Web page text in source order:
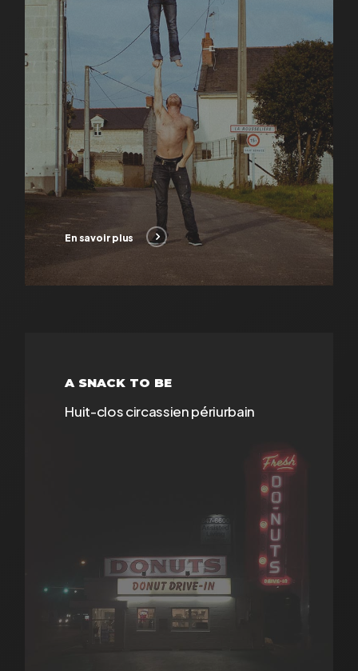
l’international.
Ils créent All Right! en 2013 qui
questionne l’engagement politique
et le divertissement. En 2017, En
Attendant La Suite, spectacle
circulaire pour 5 circassiens à
l’atmosphère orwellienne,
interroge l’amenuisement du libre-
arbitre (regard extérieur:
Dominique Bettenfeld). En 2021
sort A Snack To Be, un huis clos
Nicolle).
qu’on mène, LMSA souhaite revenir
au duo en créant une autofiction
(aide dramaturgique et mise en
En savoir plus
A SNACK TO BE
Huit-clos circassien périurbain